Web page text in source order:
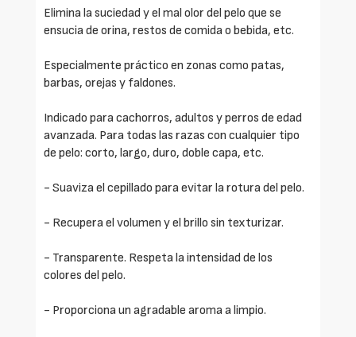
Elimina la suciedad y el mal olor del pelo que se
ensucia de orina, restos de comida o bebida, etc.
Especialmente práctico en zonas como patas,
barbas, orejas y faldones.
Indicado para cachorros, adultos y perros de edad
avanzada. Para todas las razas con cualquier tipo
de pelo: corto, largo, duro, doble capa, etc.
- Suaviza el cepillado para evitar la rotura del pelo.
- Recupera el volumen y el brillo sin texturizar.
- Transparente. Respeta la intensidad de los
colores del pelo.
- Proporciona un agradable aroma a limpio.